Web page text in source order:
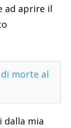
ad aprire il
morte al
dalla mia